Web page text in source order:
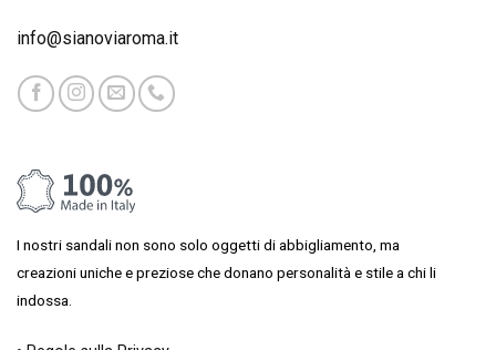
info@sianoviaroma.it
I nostri sandali non sono solo oggetti di abbigliamento, ma
creazioni uniche e preziose che donano personalità e stile a chi li
indossa.